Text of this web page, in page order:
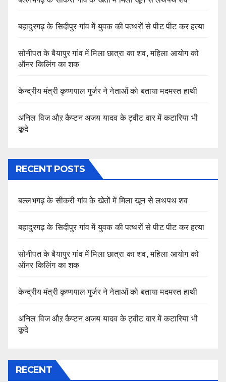
बहादुरगढ़ के सिदीपुर गांव में युवक की पत्थरों से पीट पीट कर हत्या
सोनीपत के बैयापुर गांव में मिला छात्रा का शव, महिला आयोग को
ऑनर किलिंग का शक
केन्द्रीय मंत्री कृष्णपाल गुर्जर ने नेताओं को बताया मदमस्त हाथी
अनिल विज औऱ कैप्टन अजय यादव के ट्वीट वार में कटारिया भी
कूदे
RECENT POSTS
बल्लभगढ़ के सीकरी गांव के खेतों में मिला खून से लथपथ शव
बहादुरगढ़ के सिदीपुर गांव में युवक की पत्थरों से पीट पीट कर हत्या
सोनीपत के बैयापुर गांव में मिला छात्रा का शव, महिला आयोग को
ऑनर किलिंग का शक
केन्द्रीय मंत्री कृष्णपाल गुर्जर ने नेताओं को बताया मदमस्त हाथी
अनिल विज औऱ कैप्टन अजय यादव के ट्वीट वार में कटारिया भी
कूदे
RECENT